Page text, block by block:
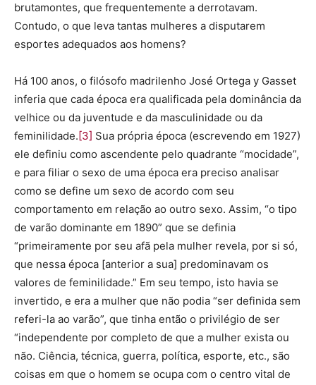
brutamontes, que frequentemente a derrotavam.
Contudo, o que leva tantas mulheres a disputarem
esportes adequados aos homens?
Há 100 anos, o filósofo madrilenho José Ortega y Gasset
inferia que cada época era qualificada pela dominância da
velhice ou da juventude e da masculinidade ou da
feminilidade. [3] Sua própria época (escrevendo em 1927)
ele definiu como ascendente pelo quadrante “mocidade”,
e para filiar o sexo de uma época era preciso analisar
como se define um sexo de acordo com seu
comportamento em relação ao outro sexo. Assim, “o tipo
de varão dominante em 1890” que se definia
“primeiramente por seu afã pela mulher revela, por si só,
que nessa época [anterior a sua] predominavam os
valores de feminilidade.” Em seu tempo, isto havia se
invertido, e era a mulher que não podia “ser definida sem
referi-la ao varão”, que tinha então o privilégio de ser
“independente por completo de que a mulher exista ou
não. Ciência, técnica, guerra, política, esporte, etc., são
coisas em que o homem se ocupa com o centro vital de